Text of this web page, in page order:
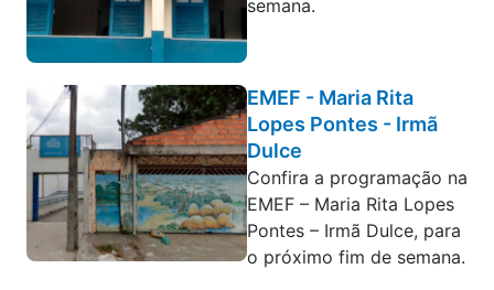
semana.
EMEF - Maria Rita
Lopes Pontes - Irmã
Dulce
Confira a programação na
EMEF – Maria Rita Lopes
Pontes – Irmã Dulce, para
o próximo fim de semana.